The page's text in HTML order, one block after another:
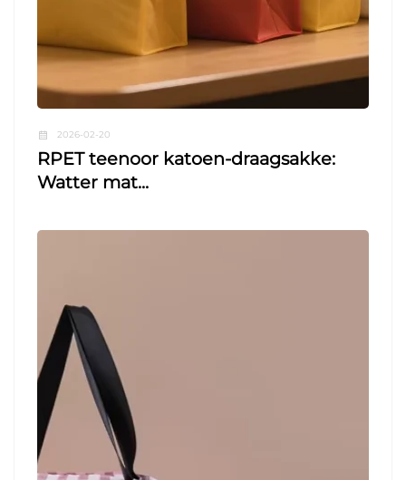
2026-02-20
RPET teenoor katoen-draagsakke:
Watter mat...